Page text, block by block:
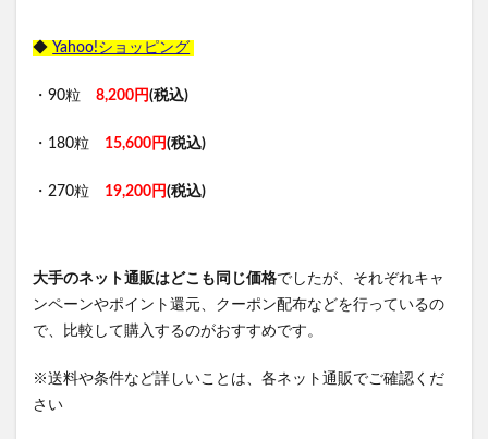
◆ Yahoo!ショッピング
・90粒 8,200円(税込)
・180粒 15,600円(税込)
・270粒 19,200円(税込)
大手のネット通販はどこも同じ価格でしたが、それぞれキャ
ンペーンやポイント還元、クーポン配布などを行っているの
で、比較して購入するのがおすすめです。
※送料や条件など詳しいことは、各ネット通販でご確認くだ
さい